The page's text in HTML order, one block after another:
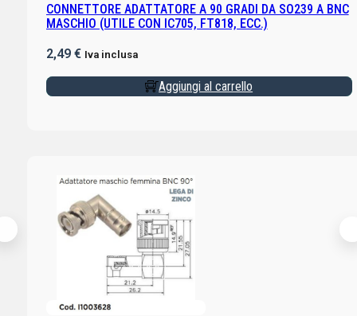
CONNETTORE ADATTATORE A 90 GRADI DA SO239 A BNC
MASCHIO (UTILE CON IC705, FT818, ECC.)
2,49 € Iva inclusa
Aggiungi al carrello